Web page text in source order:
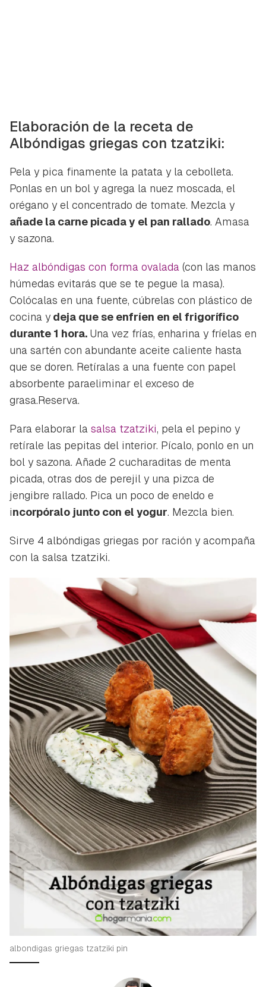
Elaboración de la receta de
Albóndigas griegas con tzatziki:
Pela y pica finamente la patata y la cebolleta.
Ponlas en un bol y agrega la nuez moscada, el
orégano y el concentrado de tomate. Mezcla y
añade la carne picada y el pan rallado. Amasa
y sazona.
Haz albóndigas con forma ovalada (con las manos
húmedas evitarás que se te pegue la masa).
Colócalas en una fuente, cúbrelas con plástico de
cocina y deja que se enfríen en el frigorífico
durante 1 hora. Una vez frías, enharina y fríelas en
una sartén con abundante aceite caliente hasta
que se doren. Retíralas a una fuente con papel
absorbente paraeliminar el exceso de
grasa.Reserva.
Para elaborar la salsa tzatziki, pela el pepino y
retírale las pepitas del interior. Pícalo, ponlo en un
bol y sazona. Añade 2 cucharaditas de menta
picada, otras dos de perejil y una pizca de
jengibre rallado. Pica un poco de eneldo e
incorpóralo junto con el yogur. Mezcla bien.
Sirve 4 albóndigas griegas por ración y acompaña
con la salsa tzatziki.
albondigas griegas tzatziki pin